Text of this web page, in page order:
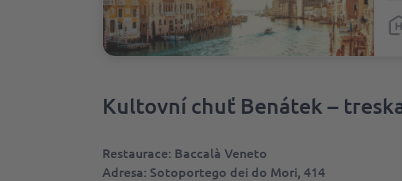
Kultovní chuť Benátek –
Restaurace: Baccalà Veneto
Adresa: Sotoportego dei do Mori, 414